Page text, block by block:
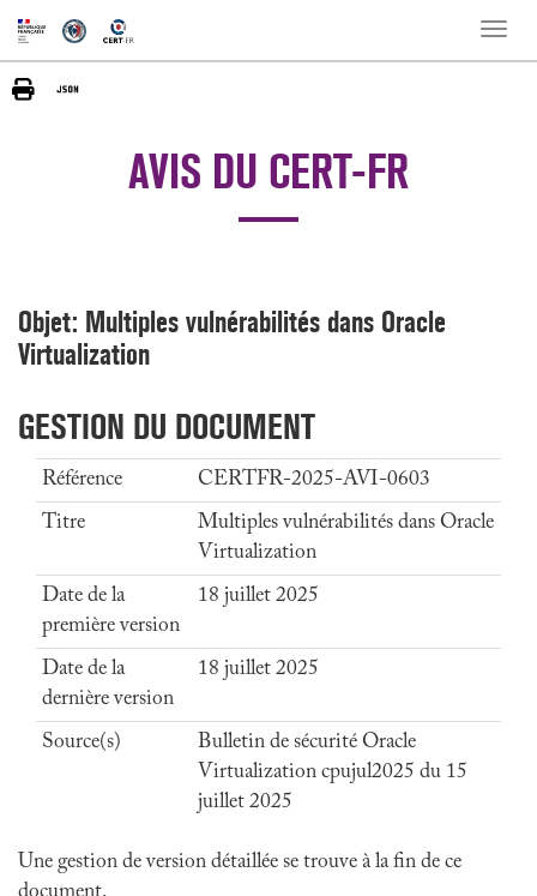
Toggle
AVIS DU CERT-FR
Objet: Multiples vulnérabilités dans Oracle
Virtualization
GESTION DU DOCUMENT
Référence
CERTFR-2025-AVI-0603
Titre
Multiples vulnérabilités dans Oracle
Virtualization
Date de la
première version
18 juillet 2025
Date de la
dernière version
18 juillet 2025
Source(s)
Bulletin de sécurité Oracle
Virtualization cpujul2025 du 15
juillet 2025
Une gestion de version détaillée se trouve à la fin de ce